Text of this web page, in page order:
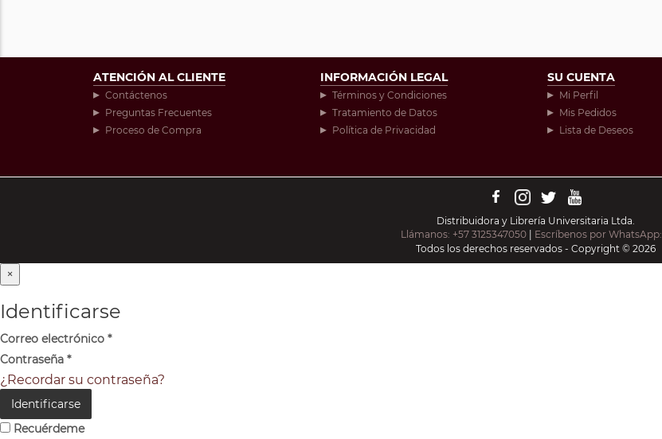
ATENCIÓN AL CLIENTE
Contáctenos
Preguntas Frecuentes
Proceso de Compra
INFORMACIÓN LEGAL
Términos y Condiciones
Tratamiento de Datos
Política de Privacidad
SU CUENTA
Mi Perfil
Mis Pedidos
Lista de Deseos
Distribuidora y Librería Universitaria Ltda.
Llámanos: +57 3125347050
Escríbenos por WhatsApp:
Todos los derechos reservados - Copyright © 2026
×
Identificarse
Correo electrónico *
Contraseña *
¿Recordar su contraseña?
Identificarse
Recuérdeme